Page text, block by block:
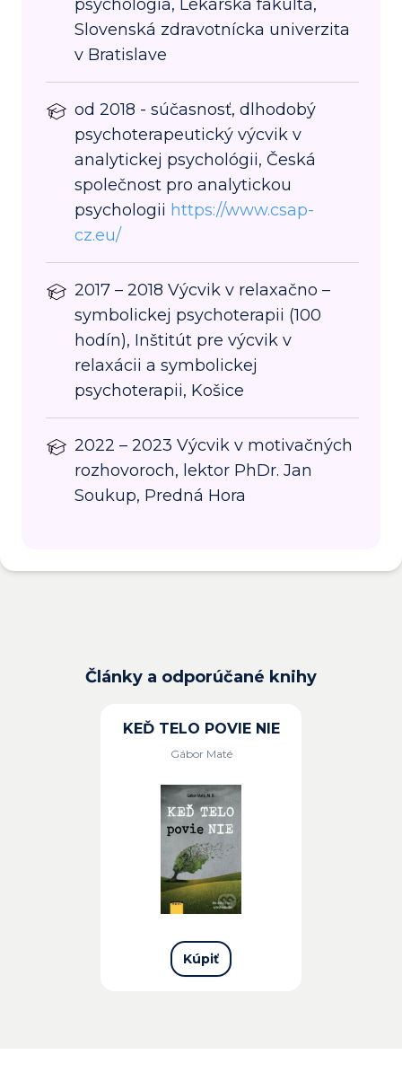
psychológia, Lekárska fakulta,
Slovenská zdravotnícka univerzita
v Bratislave
od 2018 - súčasnosť, dlhodobý
psychoterapeutický výcvik v
analytickej psychológii, Česká
společnost pro analytickou
psychologii https://www.csap-
cz.eu/
2017 – 2018 Výcvik v relaxačno –
symbolickej psychoterapii (100
hodín), Inštitút pre výcvik v
relaxácii a symbolickej
psychoterapii, Košice
2022 – 2023 Výcvik v motivačných
rozhovoroch, lektor PhDr. Jan
Soukup, Predná Hora
Články a odporúčané knihy
KEĎ TELO POVIE NIE
Gábor Maté
Kúpiť